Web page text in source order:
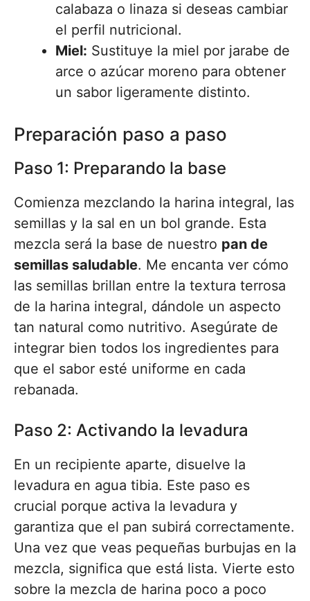
calabaza o linaza si deseas cambiar
el perfil nutricional.
Miel: Sustituye la miel por jarabe de
arce o azúcar moreno para obtener
un sabor ligeramente distinto.
Preparación paso a paso
Paso 1: Preparando la base
Comienza mezclando la harina integral, las
semillas y la sal en un bol grande. Esta
mezcla será la base de nuestro pan de
semillas saludable. Me encanta ver cómo
las semillas brillan entre la textura terrosa
de la harina integral, dándole un aspecto
tan natural como nutritivo. Asegúrate de
integrar bien todos los ingredientes para
que el sabor esté uniforme en cada
rebanada.
Paso 2: Activando la levadura
En un recipiente aparte, disuelve la
levadura en agua tibia. Este paso es
crucial porque activa la levadura y
garantiza que el pan subirá correctamente.
Una vez que veas pequeñas burbujas en la
mezcla, significa que está lista. Vierte esto
sobre la mezcla de harina poco a poco